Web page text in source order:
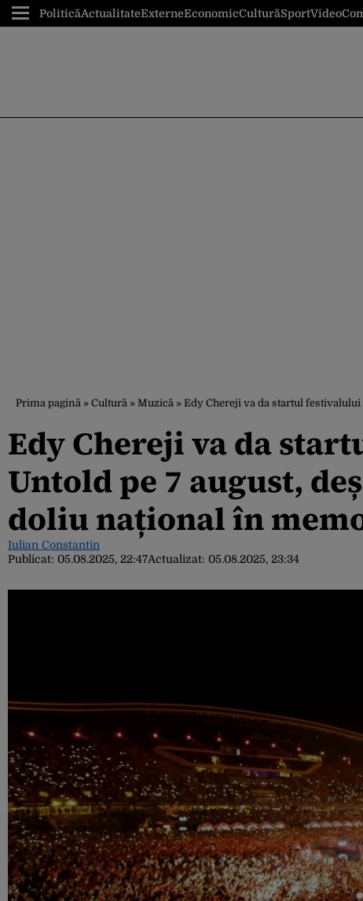
PoliticăActualitateExterneEconomicCulturăSportVideo
Prima pagină » Cultură » Muzică » Edy Chereji va da startul
Edy Chereji va da
Untold pe 7 august,
doliu național în
Iulian Constantin
Publicat: 05.08.2025, 22:47Actualizat: 05.08.2025, 23:34